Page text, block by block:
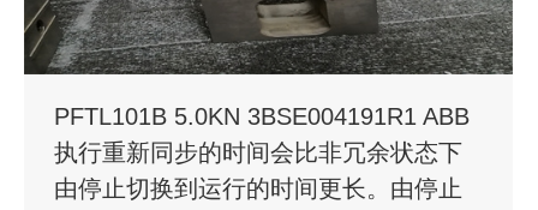
PFTL101B 5.0KN 3BSE004191R1 ABB
执行重新同步的时间会比非冗余状态下
由停止切换到运行的时间更长。由停止